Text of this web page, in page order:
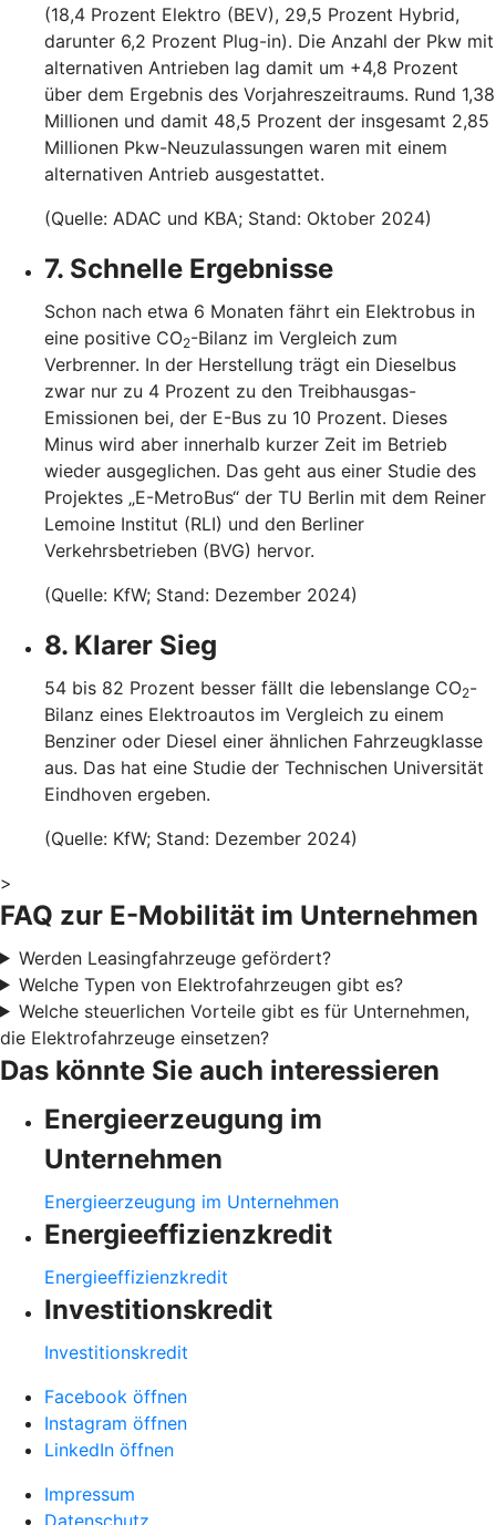
(18,4 Prozent Elektro (BEV), 29,5 Prozent Hybrid,
darunter 6,2 Prozent Plug-in). Die Anzahl der Pkw mit
alternativen Antrieben lag damit um +4,8 Prozent
über dem Ergebnis des Vorjahreszeitraums. Rund 1,38
Millionen und damit 48,5 Prozent der insgesamt 2,85
Millionen Pkw-Neuzulassungen waren mit einem
alternativen Antrieb ausgestattet.
(Quelle: ADAC und KBA; Stand: Oktober 2024)
7. Schnelle Ergebnisse
Schon nach etwa 6 Monaten fährt ein Elektrobus in
eine positive CO2-Bilanz im Vergleich zum
Verbrenner. In der Herstellung trägt ein Dieselbus
zwar nur zu 4 Prozent zu den Treibhausgas-
Emissionen bei, der E-Bus zu 10 Prozent. Dieses
Minus wird aber innerhalb kurzer Zeit im Betrieb
wieder ausgeglichen. Das geht aus einer Studie des
Projektes „E-MetroBus“ der TU Berlin mit dem Reiner
Lemoine Institut (RLI) und den Berliner
Verkehrsbetrieben (BVG) hervor.
(Quelle: KfW; Stand: Dezember 2024)
8. Klarer Sieg
54 bis 82 Prozent besser fällt die lebenslange CO2-
Bilanz eines Elektroautos im Vergleich zu einem
Benziner oder Diesel einer ähnlichen Fahrzeugklasse
aus. Das hat eine Studie der Technischen Universität
Eindhoven ergeben.
(Quelle: KfW; Stand: Dezember 2024)
>
FAQ zur E-Mobilität im Unternehmen
Werden Leasingfahrzeuge gefördert?
Welche Typen von Elektrofahrzeugen gibt es?
Welche steuerlichen Vorteile gibt es für Unternehmen,
die Elektrofahrzeuge einsetzen?
Das könnte Sie auch interessieren
Energieerzeugung im
Unternehmen
Energieerzeugung im Unternehmen
Energieeffizienzkredit
Energieeffizienzkredit
Investitionskredit
Investitionskredit
Facebook öffnen
Instagram öffnen
LinkedIn öffnen
Impressum
Datenschutz